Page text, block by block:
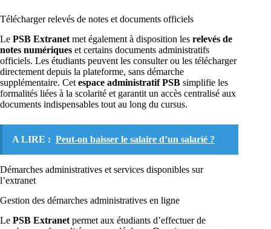
Télécharger relevés de notes et documents officiels
Le PSB Extranet met également à disposition les relevés de
notes numériques et certains documents administratifs
officiels. Les étudiants peuvent les consulter ou les télécharger
directement depuis la plateforme, sans démarche
supplémentaire. Cet espace administratif PSB simplifie les
formalités liées à la scolarité et garantit un accès centralisé aux
documents indispensables tout au long du cursus.
A LIRE : Peut-on baisser le salaire d’un salarié ?
Démarches administratives et services disponibles sur
l’extranet
Gestion des démarches administratives en ligne
Le PSB Extranet permet aux étudiants d’effectuer de